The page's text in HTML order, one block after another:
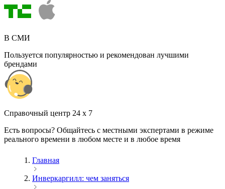
В СМИ
Пользуется популярностью и рекомендован лучшими
брендами
Cправочный центр 24 x 7
Есть вопросы? Общайтесь с местными экспертами в режиме
реального времени в любом месте и в любое время
Главная
Инверкаргилл: чем заняться